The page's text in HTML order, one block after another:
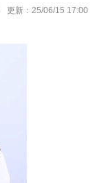
更新： 25/06/15 17:00